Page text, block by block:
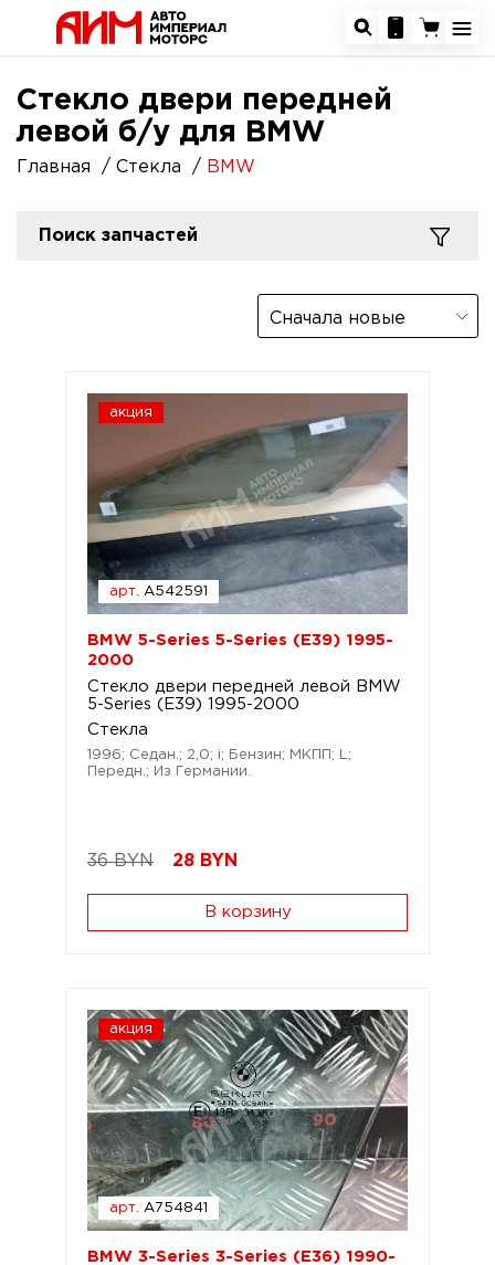
Стекло двери передней
левой б/у для BMW
Главная Стекла BMW
Поиск запчастей
Сначала новые
акция
арт. A542591
BMW 5-Series 5-Series (E39) 1995-
2000
Стекло двери передней левой BMW
5-Series (E39) 1995-2000
Стекла
1996; Седан.; 2,0; i; Бензин; МКПП; L;
Передн.; Из Германии.
36 BYN 28 BYN
В корзину
акция
арт. A754841
BMW 3-Series 3-Series (E36) 1990-